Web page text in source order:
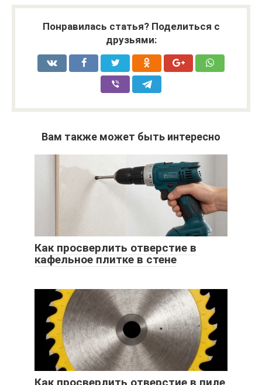
Понравилась статья? Поделиться с
друзьями:
Вам также может быть интересно
Как просверлить отверстие в
кафельное плитке в стене
Как просверлить отверстие в пиле